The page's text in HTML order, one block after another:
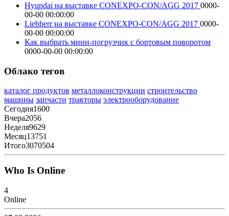
Hyundai на выставке CONEXPO-CON/AGG 2017 0000-
00-00 00:00:00
Liebherr на выставке CONEXPO-CON/AGG 2017 0000-
00-00 00:00:00
Как выбрать мини-погрузчик с бортовым поворотом
0000-00-00 00:00:00
Облако тегов
каталог продуктов металлоконструкции строительство
машины запчасти тракторы электрооборудование
Сегодня1600
Вчера2056
Неделя9629
Месяц13751
Итого3070504
Who Is Online
4
Online